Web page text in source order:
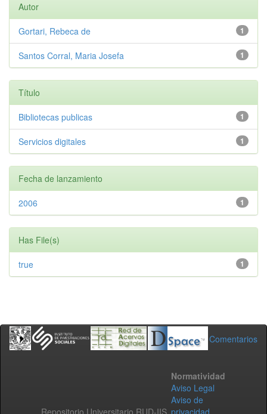
Autor
1
Gortari, Rebeca de
1
Santos Corral, Maria Josefa
Título
1
Bibliotecas publicas
1
Servicios digitales
Fecha de lanzamiento
1
2006
Has File(s)
1
true
Comentarios
Repositorio Universitario RUD-IIS
Normatividad
Aviso Legal
Aviso de
privacidad